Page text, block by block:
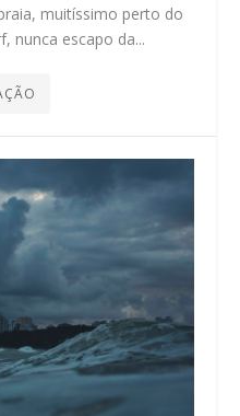
muitíssimo perto do
nunca escapo da...